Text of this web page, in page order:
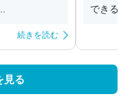
続きを読む
できるの
見る